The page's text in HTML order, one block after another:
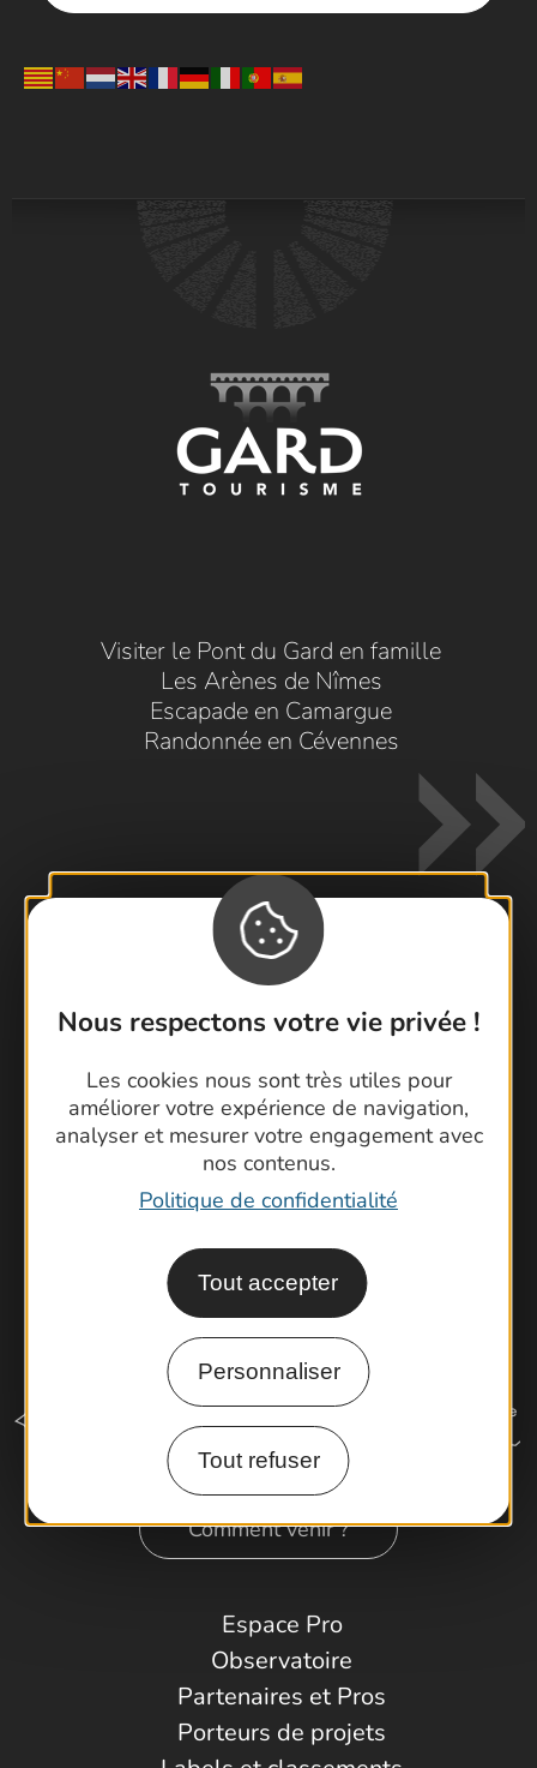
Nous respectons votre vie privée !
Les cookies nous sont très utiles pour
améliorer votre expérience de navigation,
analyser et mesurer votre engagement avec
nos contenus.
Politique de confidentialité
Tout accepter
Personnaliser
Tout refuser
Visiter le Pont du Gard en famille
Les Arènes de Nîmes
Escapade en Camargue
Randonnée en Cévennes
Contactez-nous !
Foire aux questions
Cartoguides et Topoguides
Latitude Gard
Comment venir ?
Espace Pro
Observatoire
Partenaires et Pros
Porteurs de projets